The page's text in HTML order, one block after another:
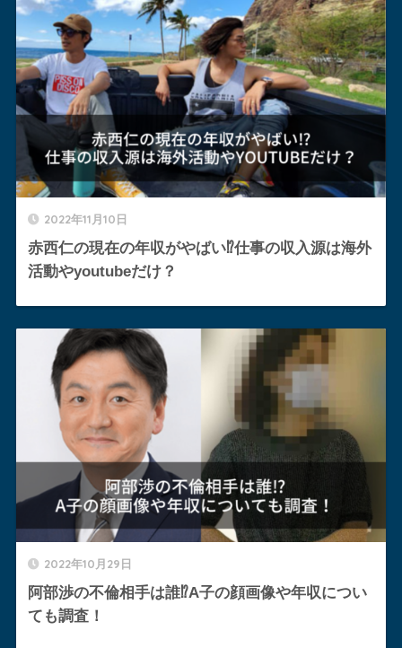
2022年11月10日
赤西仁の現在の年収がやばい⁉︎仕事の収入源は海外
活動やyoutubeだけ？
2022年10月29日
阿部渉の不倫相手は誰⁉︎A子の顔画像や年収につい
ても調査！